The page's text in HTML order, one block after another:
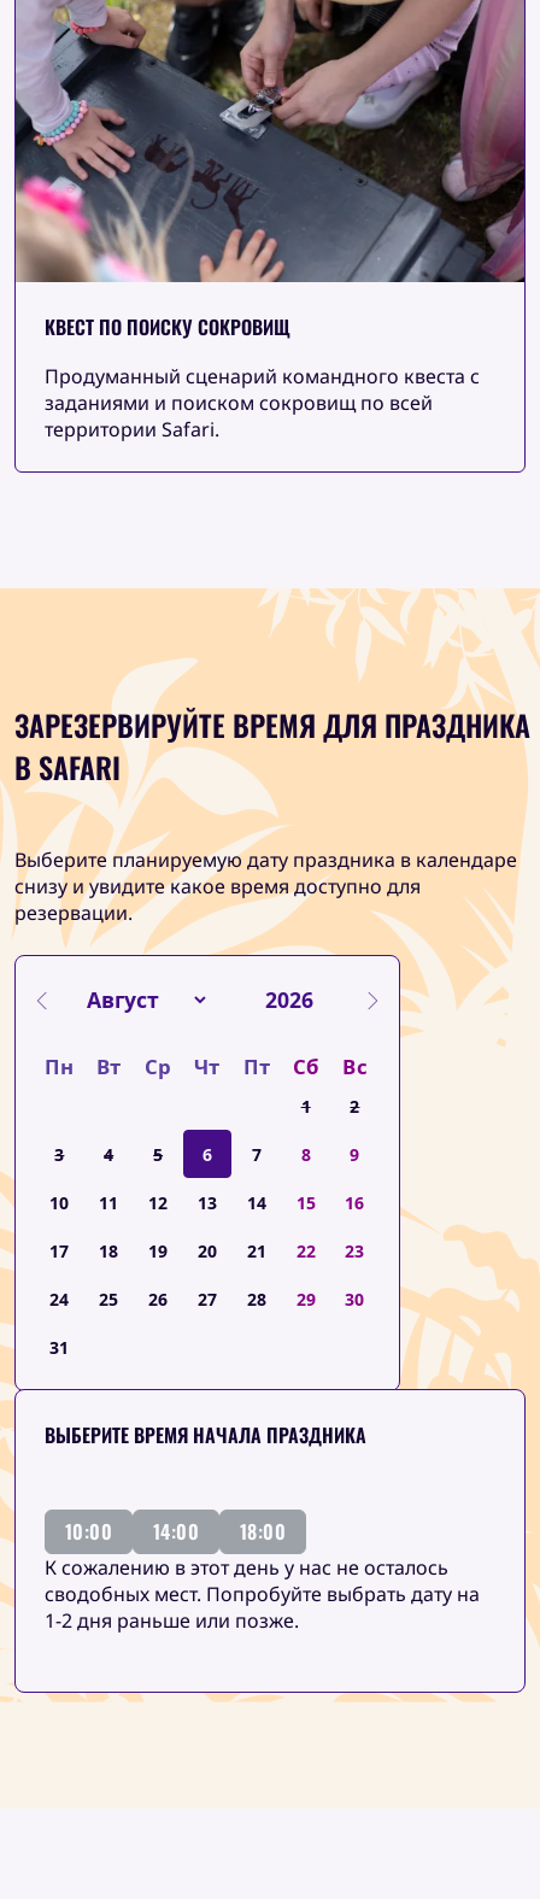
КВЕСТ ПО ПОИСКУ СОКРОВИЩ
Продуманный сценарий командного квеста с
заданиями и поиском сокровищ по всей
территории Safari.
ЗАРЕЗЕРВИРУЙТЕ ВРЕМЯ ДЛЯ ПРАЗДНИКА
В SAFARI
Выберите планируемую дату праздника в календаре
снизу и увидите какое время доступно для
резервации.
Пн Вт Ср Чт Пт Сб Вс
1 2
3 4 5 6 7 8 9
10 11 12 13 14 15 16
17 18 19 20 21 22 23
24 25 26 27 28 29 30
31
ВЫБЕРИТЕ ВРЕМЯ НАЧАЛА ПРАЗДНИКА
10:00 14:00 18:00
К сожалению в этот день у нас не осталось
сводобных мест. Попробуйте выбрать дату на
1-2 дня раньше или позже.